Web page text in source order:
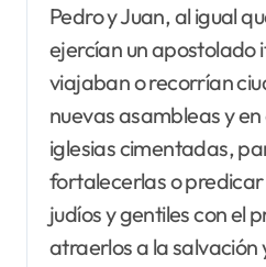
Pedro y Juan, al igual
ejercían un apostolado
viajaban o recorrían
nuevas asambleas y
iglesias cimentadas,
fortalecerlas o predicar
judíos y gentiles con el
atraerlos a la salvación